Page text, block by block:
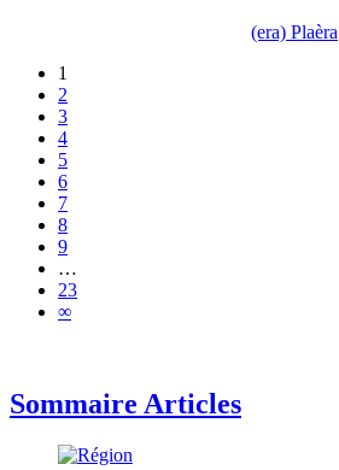
(era) Plaèra
1
2
3
4
5
6
7
8
9
…
23
∞
Sommaire Articles